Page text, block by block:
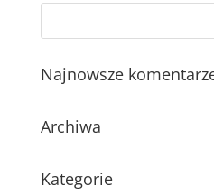
Najnowsze
Archiwa
Kategorie